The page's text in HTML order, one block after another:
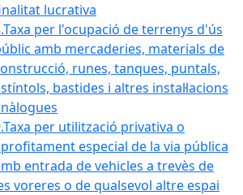
lucrativa
per l'ocupació de terrenys d'ús
amb mercaderies, materials de
runes, tanques, puntals,
bastides i altres instal·lacions
per utilització privativa o
especial de la via pública
entrada de vehicles a trevès de
voreres o de qualsevol altre espai